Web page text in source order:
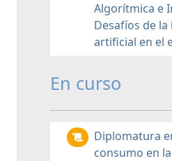
Algorítmica e
Desafíos de
artificial en el
En curso
Diplomatura
consumo en